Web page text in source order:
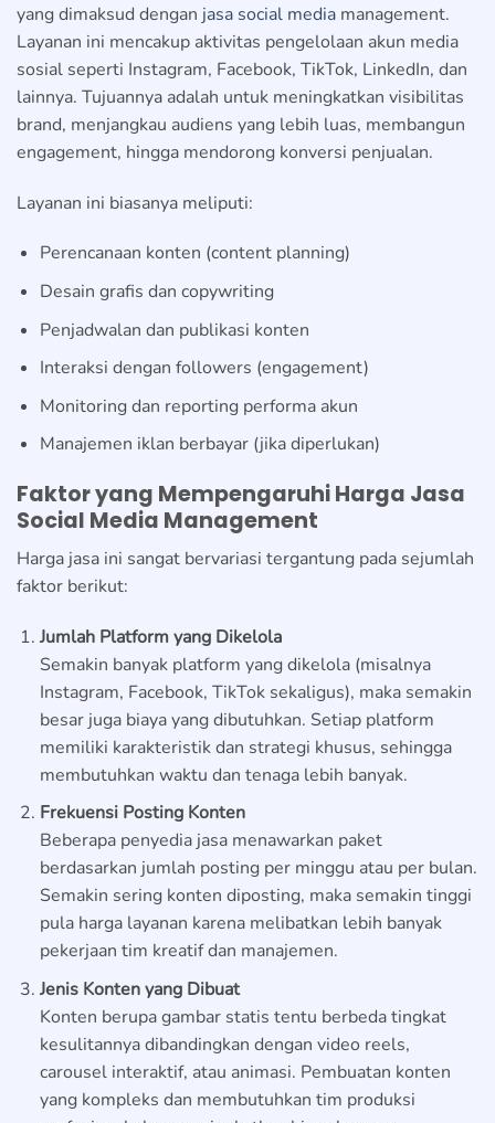
yang dimaksud dengan jasa social media management.
Layanan ini mencakup aktivitas pengelolaan akun media
sosial seperti Instagram, Facebook, TikTok, LinkedIn, dan
lainnya. Tujuannya adalah untuk meningkatkan visibilitas
brand, menjangkau audiens yang lebih luas, membangun
engagement, hingga mendorong konversi penjualan.
Layanan ini biasanya meliputi:
Perencanaan konten (content planning)
Desain grafis dan copywriting
Penjadwalan dan publikasi konten
Interaksi dengan followers (engagement)
Monitoring dan reporting performa akun
Manajemen iklan berbayar (jika diperlukan)
Faktor yang Mempengaruhi Harga Jasa
Social Media Management
Harga jasa ini sangat bervariasi tergantung pada sejumlah
faktor berikut:
Jumlah Platform yang Dikelola
Semakin banyak platform yang dikelola (misalnya
Instagram, Facebook, TikTok sekaligus), maka semakin
besar juga biaya yang dibutuhkan. Setiap platform
memiliki karakteristik dan strategi khusus, sehingga
membutuhkan waktu dan tenaga lebih banyak.
Frekuensi Posting Konten
Beberapa penyedia jasa menawarkan paket
berdasarkan jumlah posting per minggu atau per bulan.
Semakin sering konten diposting, maka semakin tinggi
pula harga layanan karena melibatkan lebih banyak
pekerjaan tim kreatif dan manajemen.
Jenis Konten yang Dibuat
Konten berupa gambar statis tentu berbeda tingkat
kesulitannya dibandingkan dengan video reels,
carousel interaktif, atau animasi. Pembuatan konten
yang kompleks dan membutuhkan tim produksi